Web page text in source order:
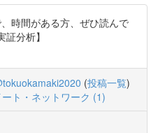
時間がある方、ぜひ読んで
分析】
(投稿一覧)
ート・ネットワーク (1)